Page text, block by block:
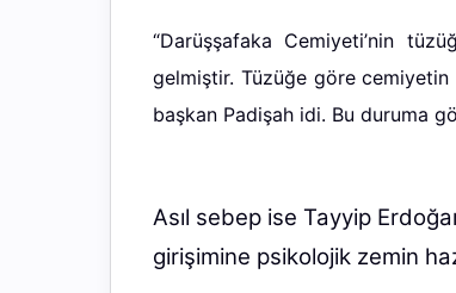
“Darüşşafaka Cemiyeti’nin
gelmiştir. Tüzüğe göre cemiyetin
başkan Padişah idi. Bu duruma
Asıl sebep ise Tayyip
girişimine psikolojik zemin